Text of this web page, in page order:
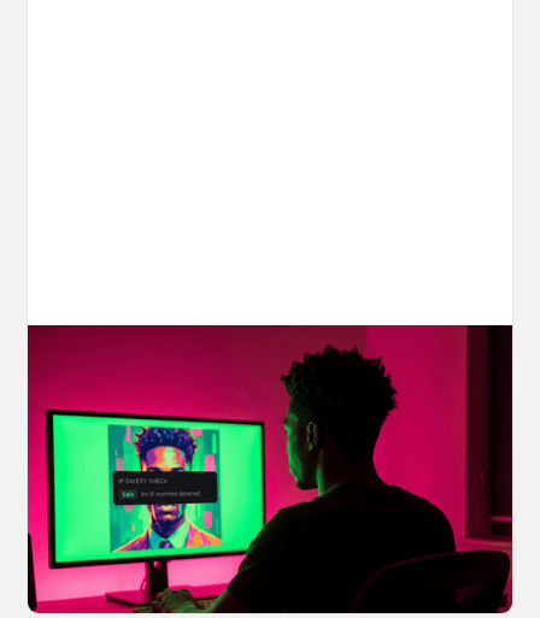
Your AI Creations, Protected: How
OpenArt's IP Safety Check Keeps
Creators Safe
You made something you love, but is it safe to
share? OpenArt's IP Safety Check, powered
by CopySight, lets you scan your creations for
potential IP issues before they leave your
hands.
April 2, 2026